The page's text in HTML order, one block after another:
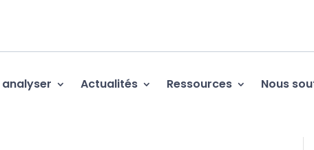
Actualités Ressources Nous